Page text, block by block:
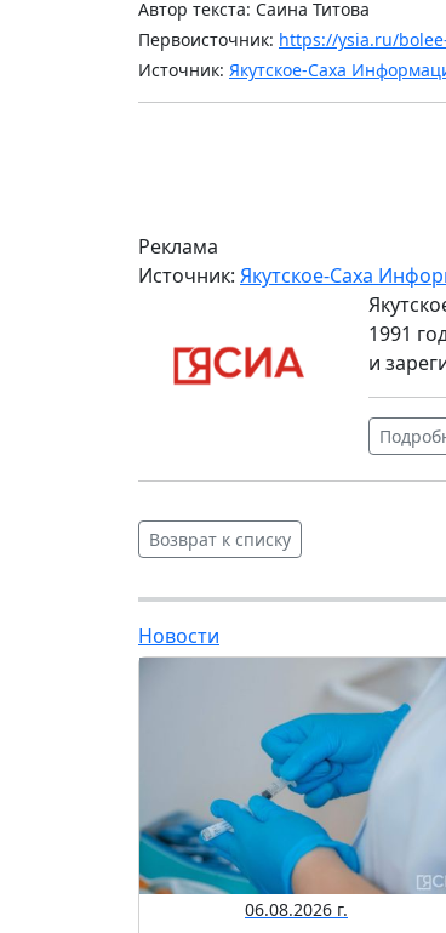
Автор текста: Саина Титова
Первоисточник: https://ysia.ru/
Источник: Якутское-Саха
Реклама
Источник: Якутское-Саха
1991
и
Возврат к списку
Новости
06.08.2026 г.